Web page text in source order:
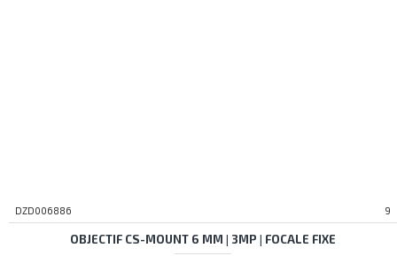
DZD006886 9
OBJECTIF CS-MOUNT 6 MM | 3MP | FOCALE FIXE